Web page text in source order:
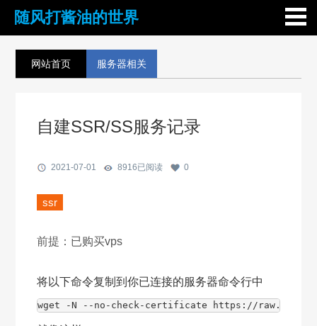
随风打酱油的世界
网站首页 服务器相关
自建SSR/SS服务记录
2021-07-01 8916已阅读 0
ssr
前提：已购买vps
将以下命令复制到你已连接的服务器命令行中
wget -N --no-check-certificate https://